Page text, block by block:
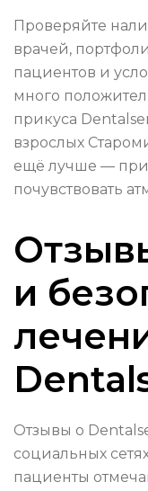
Проверяйте
врачей,
пациентов и
много
прикуса
взрослых
ещё лучше —
почувствовать
и
Отзывы о
социальных
пациенты